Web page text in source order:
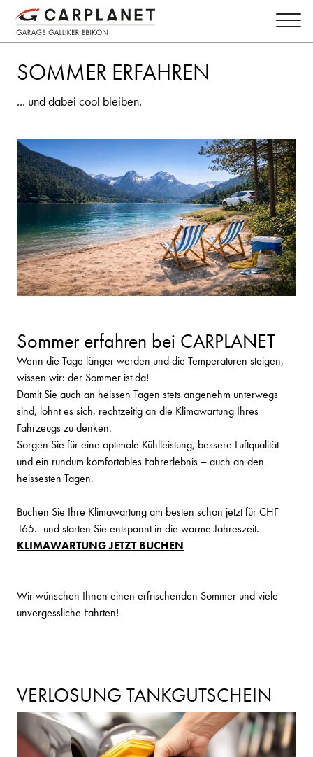
SOMMER ERFAHREN
... und dabei cool bleiben.
Sommer erfahren bei CARPLANET
Wenn die Tage länger werden und die Temperaturen steigen,
wissen wir: der Sommer ist da!
Damit Sie auch an heissen Tagen stets angenehm unterwegs
sind, lohnt es sich, rechtzeitig an die Klimawartung Ihres
Fahrzeugs zu denken.
Sorgen Sie für eine optimale Kühlleistung, bessere Luftqualität
und ein rundum komfortables Fahrerlebnis – auch an den
heissesten Tagen.
Buchen Sie Ihre Klimawartung am besten schon jetzt für CHF
165.- und starten Sie entspannt in die warme Jahreszeit.
KLIMAWARTUNG JETZT BUCHEN
Wir wünschen Ihnen einen erfrischenden Sommer und viele
unvergessliche Fahrten!
VERLOSUNG TANKGUTSCHEIN